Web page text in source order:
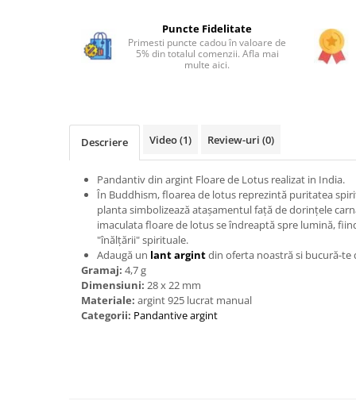
Bijuterii peridot
Bijuterii piatra soarelui
Bijuterii rodocrozit
Bijuterii rubin
Bijuterii sidef si abalone
Bijuterii smarald
Bijuterii sodalit
Bijuterii spinel
Puncte Fidelitate
Primesti puncte cadou în valoare de
5% din totalul comenzii. Afla mai
multe aici.
Descriere Video(1) Review-uri (0)
Pandantiv din argint Floare de Lotus realizat in India.
În Buddhism, floarea de lotus reprezintă puritatea
planta simbolizează atașamentul față de dorințele
imaculata floare de lotus se îndreaptă spre lumină,
"înălțării" spirituale.
Adaugă un lant argintdin oferta noastră si bucură-te
Gramaj: 4,7 g
Dimensiuni: 28 x 22 mm
Materiale: argint 925 lucrat manual
Categorii: Pandantive argint